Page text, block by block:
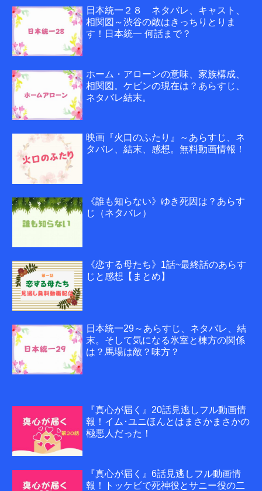
日本統一２８ ネタバレ、キャスト、
相関図～渋谷の敵はきっちりとりま
す！日本統一 何話まで？
ホーム・アローンの意味、家族構成、
相関図。ケビンの現在は？あらすじ、
ネタバレ結末。
映画『火口のふたり』～あらすじ、ネ
タバレ、結末、感想。無料動画情報！
《誰も知らない》ゆき死因は？あらす
じ（ネタバレ）
《恋する母たち》1話~最終話のあらす
じと感想【まとめ】
日本統一29～あらすじ、ネタバレ、結
末。そして気になる氷室と棟方の関係
は？馬場は敵？味方？
『真心が届く』20話見逃しフル動画情
報！イム･ユニほんとはまさかまさかの
極悪人だった！
『真心が届く』6話見逃しフル動画情
報！トッケビで死神役とサニー役の二